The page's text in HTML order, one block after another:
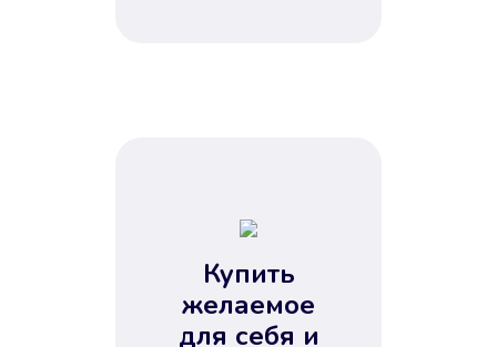
Купить
желаемое
для себя и